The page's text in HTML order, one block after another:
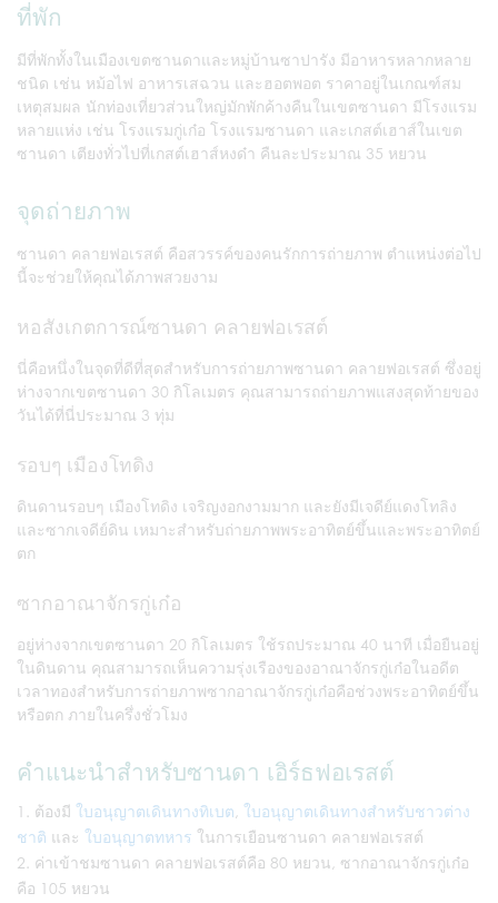
ที่พัก
มีที่พักทั้งในเมืองเขตซานดาและหมู่บ้านซาปารัง มีอาหารหลากหลาย
ชนิด เช่น หม้อไฟ อาหารเสฉวน และฮอตพอต ราคาอยู่ในเกณฑ์สม
เหตุสมผล นักท่องเที่ยวส่วนใหญ่มักพักค้างคืนในเขตซานดา มีโรงแรม
หลายแห่ง เช่น โรงแรมกู่เก๋อ โรงแรมซานดา และเกสต์เฮาส์ในเขต
ซานดา เตียงทั่วไปที่เกสต์เฮาส์หงด๋า คืนละประมาณ 35 หยวน
จุดถ่ายภาพ
ซานดา คลายฟอเรสต์ คือสวรรค์ของคนรักการถ่ายภาพ ตำแหน่งต่อไป
นี้จะช่วยให้คุณได้ภาพสวยงาม
หอสังเกตการณ์ซานดา คลายฟอเรสต์
นี่คือหนึ่งในจุดที่ดีที่สุดสำหรับการถ่ายภาพซานดา คลายฟอเรสต์ ซึ่งอยู่
ห่างจากเขตซานดา 30 กิโลเมตร คุณสามารถถ่ายภาพแสงสุดท้ายของ
วันได้ที่นี่ประมาณ 3 ทุ่ม
รอบๆ เมืองโทดิง
ดินดานรอบๆ เมืองโทดิง เจริญงอกงามมาก และยังมีเจดีย์แดงโทลิง
และซากเจดีย์ดิน เหมาะสำหรับถ่ายภาพพระอาทิตย์ขึ้นและพระอาทิตย์
ตก
ซากอาณาจักรกู่เก๋อ
อยู่ห่างจากเขตซานดา 20 กิโลเมตร ใช้รถประมาณ 40 นาที เมื่อยืนอยู่
ในดินดาน คุณสามารถเห็นความรุ่งเรืองของอาณาจักรกู่เก๋อในอดีต
เวลาทองสำหรับการถ่ายภาพซากอาณาจักรกู่เก๋อคือช่วงพระอาทิตย์ขึ้น
หรือตก ภายในครึ่งชั่วโมง
คำแนะนำสำหรับซานดา เอิร์ธฟอเรสต์
ต้องมี ใบอนุญาตเดินทางทิเบต, ใบอนุญาตเดินทางสำหรับชาวต่าง
ชาติ และ ใบอนุญาตทหาร ในการเยือนซานดา คลายฟอเรสต์
ค่าเข้าชมซานดา คลายฟอเรสต์คือ 80 หยวน, ซากอาณาจักรกู่เก๋อ
คือ 105 หยวน